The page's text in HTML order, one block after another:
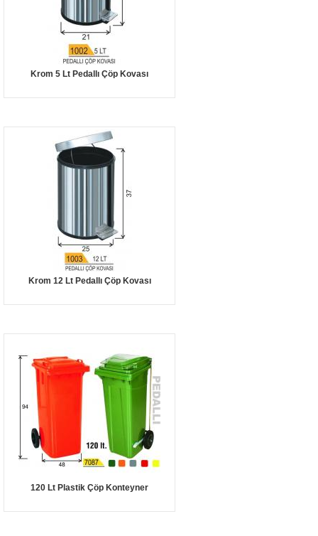
Krom 5 Lt Pedallı Çöp Kovası
Krom 12 Lt Pedallı Çöp Kovası
120 Lt Plastik Çöp Konteyner